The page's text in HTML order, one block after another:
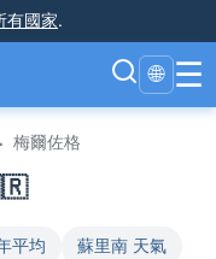
有國家.
🌐 ☰
梅爾佐格
平均 蘇里南 天氣